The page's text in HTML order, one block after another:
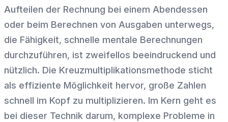
Aufteilen der Rechnung bei einem Abendessen
oder beim Berechnen von Ausgaben unterwegs,
die Fähigkeit, schnelle mentale Berechnungen
durchzuführen, ist zweifellos beeindruckend und
nützlich. Die Kreuzmultiplikationsmethode sticht
als effiziente Möglichkeit hervor, große Zahlen
schnell im Kopf zu multiplizieren. Im Kern geht es
bei dieser Technik darum, komplexe Probleme in